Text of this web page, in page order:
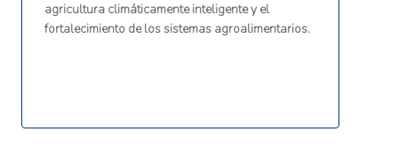
agricultura climáticamente inteligente y el
fortalecimiento de los sistemas agroalimentarios.